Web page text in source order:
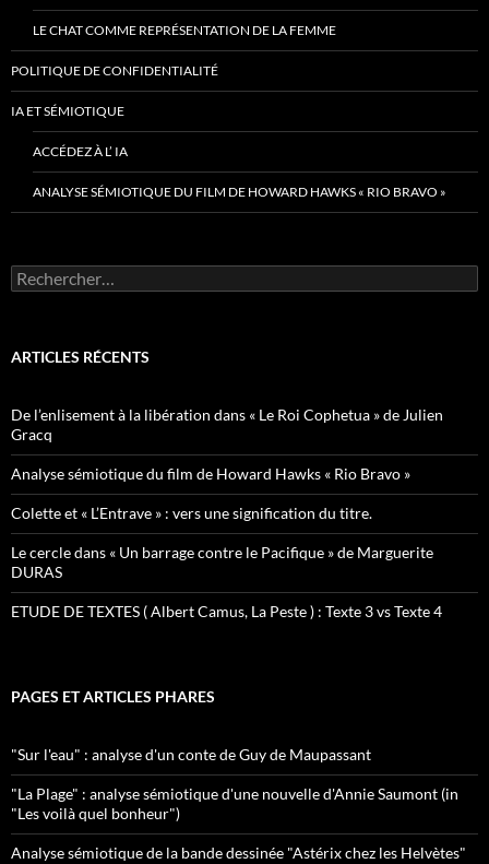
LE CHAT COMME REPRÉSENTATION DE LA FEMME
POLITIQUE DE CONFIDENTIALITÉ
IA ET SÉMIOTIQUE
ACCÉDEZ À L’ IA
ANALYSE SÉMIOTIQUE DU FILM DE HOWARD HAWKS « RIO BRAVO »
Rechercher :
ARTICLES RÉCENTS
De l’enlisement à la libération dans « Le Roi Cophetua » de Julien
Gracq
Analyse sémiotique du film de Howard Hawks « Rio Bravo »
Colette et « L’Entrave » : vers une signification du titre.
Le cercle dans « Un barrage contre le Pacifique » de Marguerite
DURAS
ETUDE DE TEXTES ( Albert Camus, La Peste ) : Texte 3 vs Texte 4
PAGES ET ARTICLES PHARES
"Sur l'eau" : analyse d'un conte de Guy de Maupassant
"La Plage" : analyse sémiotique d'une nouvelle d'Annie Saumont (in
"Les voilà quel bonheur")
Analyse sémiotique de la bande dessinée "Astérix chez les Helvètes"